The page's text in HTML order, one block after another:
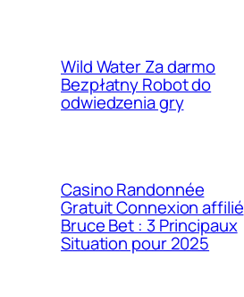
Wild Water Za darmo
Bezpłatny Robot do
odwiedzenia gry
Casino Randonnée
Gratuit Connexion affilié
Bruce Bet : 3 Principaux
Situation pour 2025